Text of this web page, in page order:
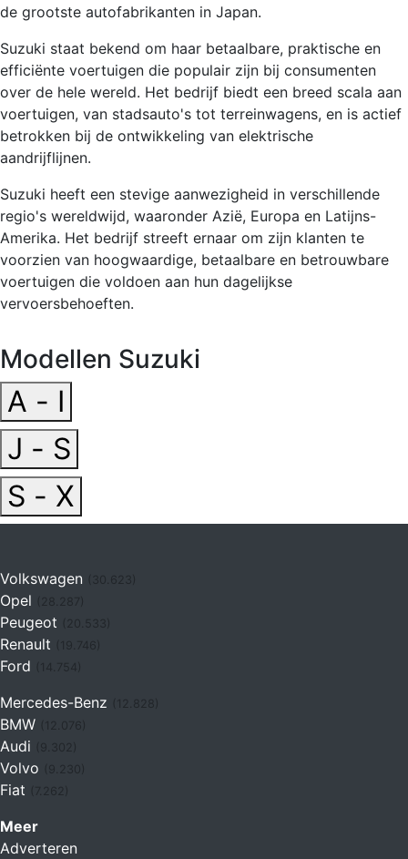
de grootste autofabrikanten in Japan.
Suzuki staat bekend om haar betaalbare, praktische en
efficiënte voertuigen die populair zijn bij consumenten
over de hele wereld. Het bedrijf biedt een breed scala aan
voertuigen, van stadsauto's tot terreinwagens, en is actief
betrokken bij de ontwikkeling van elektrische
aandrijflijnen.
Suzuki heeft een stevige aanwezigheid in verschillende
regio's wereldwijd, waaronder Azië, Europa en Latijns-
Amerika. Het bedrijf streeft ernaar om zijn klanten te
voorzien van hoogwaardige, betaalbare en betrouwbare
voertuigen die voldoen aan hun dagelijkse
vervoersbehoeften.
Modellen Suzuki
A - I
J - S
S - X
Volkswagen (30.623)
Opel
Peugeot
Renault (19.746)
Ford (14.754)
Mercedes-Benz
BMW (12.076)
Audi
Volvo
Fiat (7.262)
Meer
Adverteren